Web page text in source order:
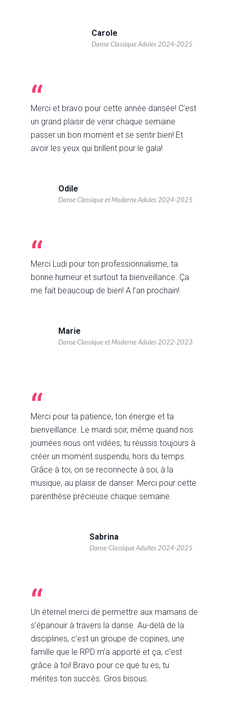
Carole
Danse Classique Adules 2024-2025
Merci et bravo pour cette année dansée! C’est
un grand plaisir de venir chaque semaine
passer un bon moment et se sentir bien! Et
avoir les yeux qui brillent pour le gala!
Odile
Danse Classique et Moderne Adules 2024-2025
Merci Ludi pour ton professionnalisme, ta
bonne humeur et surtout ta bienveillance. Ça
me fait beaucoup de bien! A l’an prochain!
Marie
Danse Classique et Moderne Adules 2022-2023
Merci pour ta patience, ton énergie et ta
bienveillance. Le mardi soir, même quand nos
journées nous ont vidées, tu réussis toujours à
créer un moment suspendu, hors du temps.
Grâce à toi, on se reconnecte à soi, à la
musique, au plaisir de danser. Merci pour cette
parenthèse précieuse chaque semaine.
Sabrina
Danse Classique Adultes 2024-2025
Un éternel merci de permettre aux mamans de
s’épanouir à travers la danse. Au-delà de la
disciplines, c’est un groupe de copines, une
famille que le RPD m’a apporté et ça, c’est
grâce à toi! Bravo pour ce que tu es, tu
mérites ton succès. Gros bisous.